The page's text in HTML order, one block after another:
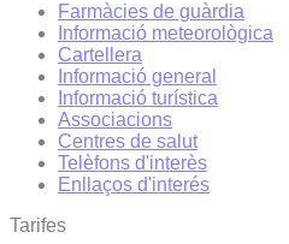
Farmàcies de guàrdia
Informació meteorològica
Cartellera
Informació general
Informació turística
Associacions
Centres de salut
Telèfons d'interès
Enllaços d'interés
Tarifes